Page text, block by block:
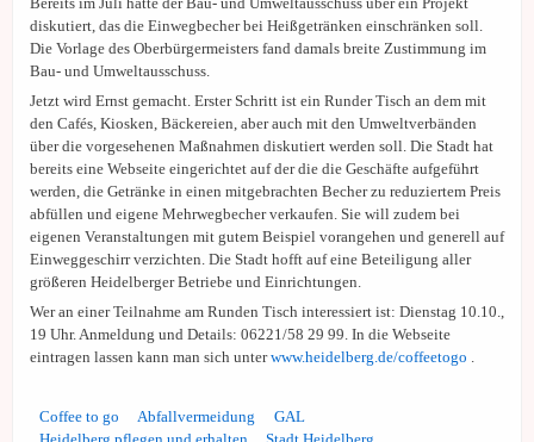
diskutiert, das die Einwegbecher bei Heißgetränken einschränken soll.
Die Vorlage des Oberbürgermeisters fand damals breite Zustimmung im
Bau- und Umweltausschuss.
Jetzt wird Ernst gemacht. Erster Schritt ist ein Runder Tisch an dem mit
den Cafés, Kiosken, Bäckereien, aber auch mit den Umweltverbänden
über die vorgesehenen Maßnahmen diskutiert werden soll. Die Stadt hat
bereits eine Webseite eingerichtet auf der die die Geschäfte aufgeführt
werden, die Getränke in einen mitgebrachten Becher zu reduziertem Preis
abfüllen und eigene Mehrwegbecher verkaufen. Sie will zudem bei
eigenen Veranstaltungen mit gutem Beispiel vorangehen und generell auf
Einweggeschirr verzichten. Die Stadt hofft auf eine Beteiligung aller
größeren Heidelberger Betriebe und Einrichtungen.
Wer an einer Teilnahme am Runden Tisch interessiert ist: Dienstag 10.10.,
19 Uhr. Anmeldung und Details: 06221/58 29 99. In die Webseite
eintragen lassen kann man sich unterwww.heidelberg.de/coffeetogo .
Coffee to go Abfallvermeidung
GAL